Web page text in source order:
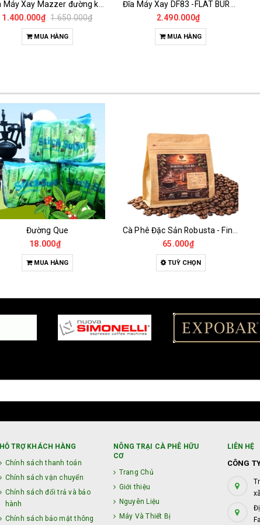
Đĩa Máy Xay DF83 -FLAT BURR DLC 83MM
2.490.000₫
MUA HÀNG
Đĩa DF64 GEN 2 - DLC
1.550.000₫
MUA HÀNG
65.000₫
TUỲ CHỌN
Trà hoa cà phê H2
135.000₫
MUA HÀNG
HỖ TRỢ KHÁCH HÀNG
Chính sách thanh toán
Chính sách vận chuyển
Chính sách đổi trả và bảo
hành
Chính sách bảo mật thông
NÔNG TRẠI CÀ PHÊ HỮU
CƠ
Trang Chủ
Giới thiệu
Nguyên Liệu
Máy Và Thiết Bị
LIÊN HỆ
CÔNG